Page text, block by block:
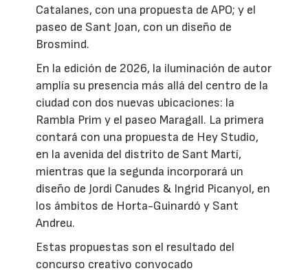
Catalanes, con una propuesta de APO; y el
paseo de Sant Joan, con un diseño de
Brosmind.
En la edición de 2026, la iluminación de autor
amplía su presencia más allá del centro de la
ciudad con dos nuevas ubicaciones: la
Rambla Prim y el paseo Maragall. La primera
contará con una propuesta de Hey Studio,
en la avenida del distrito de Sant Martí,
mientras que la segunda incorporará un
diseño de Jordi Canudes & Ingrid Picanyol, en
los ámbitos de Horta-Guinardó y Sant
Andreu.
Estas propuestas son el resultado del
concurso creativo convocado